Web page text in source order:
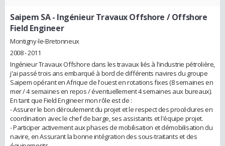
Saipem SA- Ingénieur Travaux Offshore / Offshore
Field Engineer
Montigny-le-Bretonneux
2008 - 2011
Ingénieur Travaux Offshore dans les travaux liés à l'industrie pétrolière,
j'ai passé trois ans embarqué à bord de différents navires du groupe
Saipem opérant en Afrique de l'ouest en rotations fixes (8 semaines en
mer / 4 semaines en repos / éventuellement 4 semaines aux bureaux).
En tant que Field Engineer mon rôle est de :
- Assurer le bon déroulement du projet et le respect des procédures en
coordination avec le chef de barge, ses assistants et l'équipe projet.
- Participer activement aux phases de mobilisation et démobilisation du
navire, en Assurant la bonne intégration des sous-traitants et des